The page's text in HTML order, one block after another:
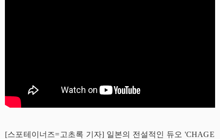
[스포테이너즈=고초록 기자] 일본의 전설적인 듀오 'CHAGE